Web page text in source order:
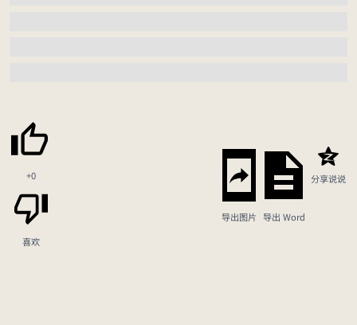
+0
喜欢
导出图片 导出 Word
分享说说